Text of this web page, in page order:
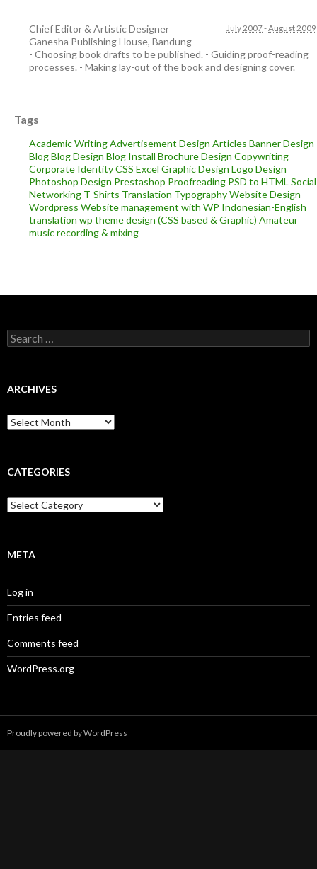
Chief Editor & Artistic Designer
Ganesha Publishing House, Bandung
July 2007-August 2009
- Choosing book drafts to be published. - Guiding proof-reading
processes. - Making lay-out of the book and designing cover.
Tags
Academic WritingAdvertisement Design Articles Banner Design
BlogBlog Design Blog Install Brochure Design Copywriting
Corporate IdentityCSS Excel Graphic Design Logo Design
Photoshop Design Prestashop Proofreading PSD to HTML Social
Networking T-Shirts Translation TypographyWebsite Design
Wordpress Website management with WP Indonesian-English
translation wp theme design (CSS based & Graphic) Amateur
music recording & mixing
Search
for:
ARCHIVES
Archives
CATEGORIES
Categories
META
Log in
Entries feed
Comments feed
WordPress.org
Proudly powered by WordPress